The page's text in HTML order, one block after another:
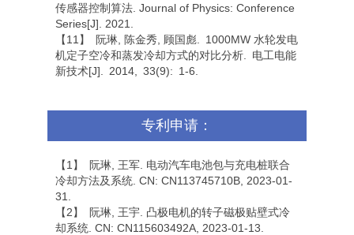
传感器控制算法. Journal of Physics: Conference
Series[J]. 2021.
【11】 阮琳, 陈金秀, 顾国彪. 1000MW 水轮发电
机定子空冷和蒸发冷却方式的对比分析. 电工电能
新技术[J]. 2014, 33(9): 1-6.
专利申请：
【1】 阮琳, 王军. 电动汽车电池包与充电桩联合
冷却方法及系统. CN: CN113745710B, 2023-01-
31.
【2】 阮琳, 王宇. 凸极电机的转子磁极贴壁式冷
却系统. CN: CN115603492A, 2023-01-13.